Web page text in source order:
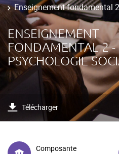
Enseignement fondamental
ENSEIGNEMENT
FONDAMENTAL 2 -
PSYCHOLOGIE
Télécharger
Composante